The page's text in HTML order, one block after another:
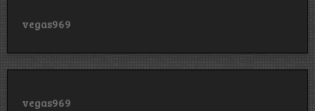
vegas969
vegas969